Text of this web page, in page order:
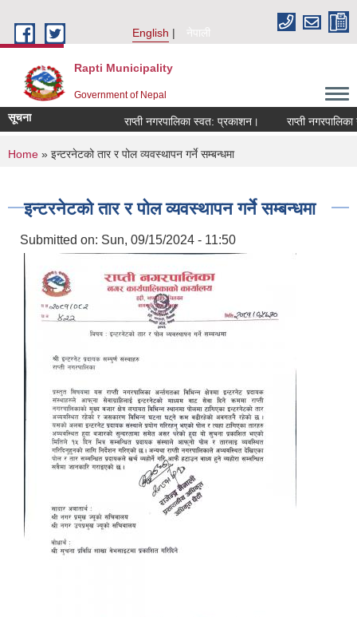
English
नेपाली
Rapti Municipality
Government of Nepal
सूचना राप्ती नगरपालिका स्वत: प्रकाशन। राप्ती नगरपालिका
You are here
Home » इन्टरनेटको तार र पोल व्यवस्थापन गर्ने सम्बन्धमा
इन्टरनेटको तार र पोल व्यवस्थापन गर्ने सम्बन्धमा
Submitted on: Sun, 09/15/2024 - 11:50